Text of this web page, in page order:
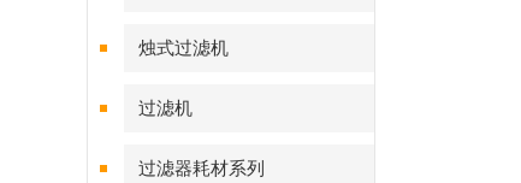
器系列
烛式过滤机
过滤机
过滤器耗材系列